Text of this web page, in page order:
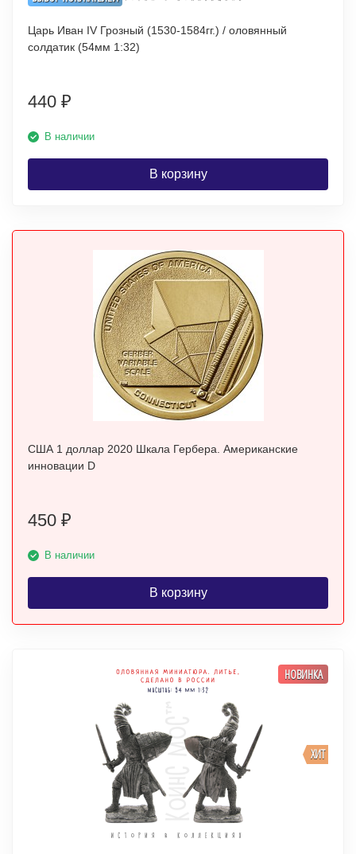
Царь Иван IV Грозный (1530-1584гг.) / оловянный
солдатик (54мм 1:32)
440 ₽
В наличии
В корзину
США 1 доллар 2020 Шкала Гербера. Американские
инновации D
450 ₽
В наличии
В корзину
ХИТ
НОВИНКА